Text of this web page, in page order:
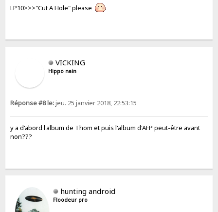
LP10>>>"Cut A Hole" please
VICKING
Hippo nain
Réponse #8 le:jeu. 25 janvier 2018, 22:53:15
y a d'abord l'album de Thom et puis l'album d'AFP peut-être avant
non???
hunting android
Floodeur pro